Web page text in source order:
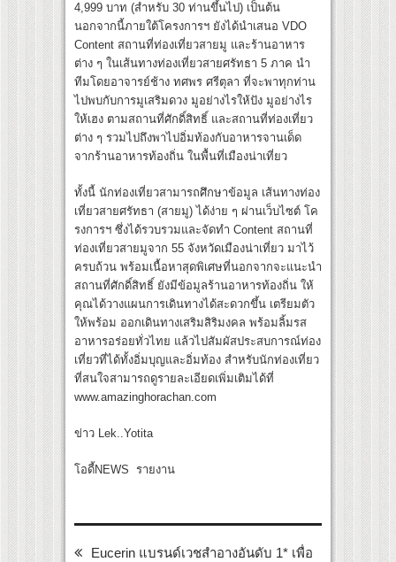
4,999 บาท (สำหรับ 30 ท่านขึ้นไป) เป็นต้น
นอกจากนี้ภายใต้โครงการฯ ยังได้นำเสนอ VDO
Content สถานที่ท่องเที่ยวสายมู และร้านอาหาร
ต่าง ๆ ในเส้นทางท่องเที่ยวสายศรัทธา 5 ภาค นำ
ทีมโดยอาจารย์ช้าง ทศพร ศรีตุลา ที่จะพาทุกท่าน
ไปพบกับการมูเสริมดวง มูอย่างไรให้ปัง มูอย่างไร
ให้เฮง ตามสถานที่ศักดิ์สิทธิ์ และสถานที่ท่องเที่ยว
ต่าง ๆ รวมไปถึงพาไปอิ่มท้องกับอาหารจานเด็ด
จากร้านอาหารท้องถิ่น ในพื้นที่เมืองน่าเที่ยว
ทั้งนี้ นักท่องเที่ยวสามารถศึกษาข้อมูล เส้นทางท่อง
เที่ยวสายศรัทธา (สายมู) ได้ง่าย ๆ ผ่านเว็บไซต์ โค
รงการฯ ซึ่งได้รวบรวมและจัดทำ Content สถานที่
ท่องเที่ยวสายมูจาก 55 จังหวัดเมืองน่าเที่ยว มาไว้
ครบถ้วน พร้อมเนื้อหาสุดพิเศษที่นอกจากจะแนะนำ
สถานที่ศักดิ์สิทธิ์ ยังมีข้อมูลร้านอาหารท้องถิ่น ให้
คุณได้วางแผนการเดินทางได้สะดวกขึ้น เตรียมตัว
ให้พร้อม ออกเดินทางเสริมสิริมงคล พร้อมลิ้มรส
อาหารอร่อยทั่วไทย แล้วไปสัมผัสประสบการณ์ท่อง
เที่ยวที่ได้ทั้งอิ่มบุญและอิ่มท้อง สำหรับนักท่องเที่ยว
ที่สนใจสามารถดูรายละเอียดเพิ่มเติมได้ที่
www.amazinghorachan.com
ข่าว Lek..Yotita
โอดี้NEWS รายงาน
Eucerin แบรนด์เวชสำอางอันดับ 1* เพื่อ